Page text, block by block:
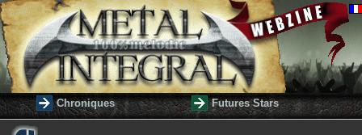
Chroniques Futures Stars